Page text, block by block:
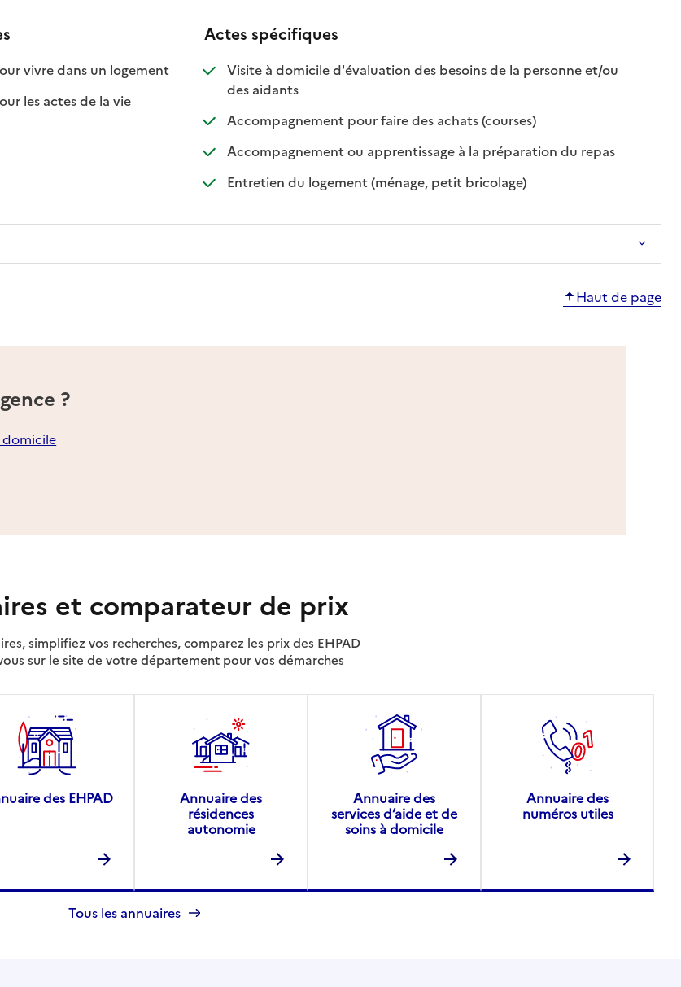
vivre dans un logement: disponible
: non disponible
les actes de la vie
Actes spécifiques
Visite à domicile d'évaluation des besoins de la personne et/ou
des aidants: disponible
: non disponible
Accompagnement pour faire des achats (courses): disponible
: non disponible
Accompagnement ou apprentissage à la préparation du repas: disponible
: non
Entretien du logement (ménage, petit bricolage): disponible
: non disponible
Haut de page
?
domicile
et comparateur de prix
simplifiez vos recherches, comparez les prix des EHPAD
sur le site de votre département pour vos démarches
des EHPAD
Annuaire des
résidences
autonomie
Annuaire des
services d’aide et de
soins à domicile
Annuaire des
numéros utiles
Tous les annuaires